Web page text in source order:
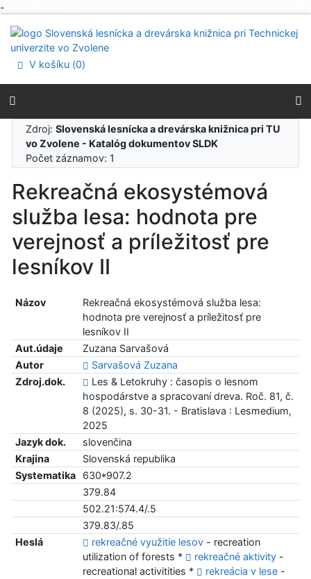
-
Prejsť na menu
Prehlásenie o webovej prístupnosti
V košíku (0)
Zdroj:Slovenská lesnícka a drevárska knižnica pri TU
vo Zvolene - Katalóg dokumentov SLDK
Počet záznamov: 1
Rekreačná ekosystémová
služba lesa: hodnota pre
verejnosť a príležitosť pre
lesníkov II
Názov
Rekreačná ekosystémová služba lesa:
hodnota pre verejnosť a príležitosť pre
lesníkov II
Aut.údaje
Zuzana Sarvašová
Autor
Sarvašová Zuzana
Zdroj.dok.
Les & Letokruhy : časopis o lesnom
hospodárstve a spracovaní dreva. Roč. 81, č.
8 (2025), s. 30-31. - Bratislava : Lesmedium,
2025
Jazyk dok.
slovenčina
Krajina
Slovenská republika
Systematika
630*907.2
379.84
502.21:574.4/.5
379.83/.85
Heslá
rekreačné využitie lesov- recreation
utilization of forests *
rekreačné aktivity-
recreational activitities *
rekreácia v lese-